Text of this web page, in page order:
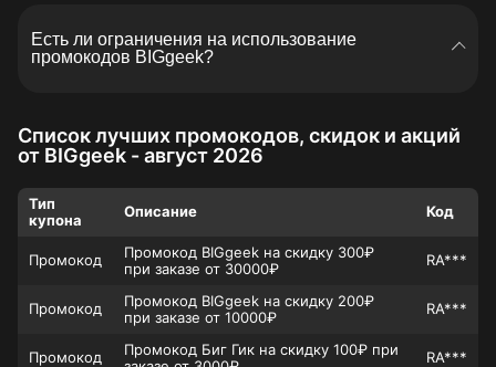
Рекомендуем зарегистрироваться на нашем сайте
и установить мобильное приложение, чтобы ничего
Есть ли ограничения на использование
промокодов BIGgeek?
товары. Чтобы не ошибиться, необходимо
внимательно читать условия акции.
Список лучших промокодов, скидок и акций
от BIGgeek - август 2026
Тип
купона
Описание Код
Промокод
Промокод BIGgeek на скидку 300₽
при заказе от 30000₽
RA***
Промокод
Промокод BIGgeek на скидку 200₽
при заказе от 10000₽
RA***
Промокод
Промокод Биг Гик на скидку 100₽ при
RA***